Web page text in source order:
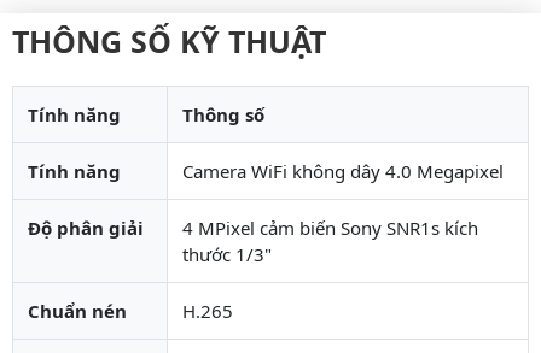
THÔNG SỐ KỸ THUẬT
Tính năng Thông số
Tính năng Camera WiFi không dây 4.0 Megapixel
Độ phân giải
4 MPixel cảm biến Sony SNR1s kích
thước 1/3"
Chuẩn nén H.265